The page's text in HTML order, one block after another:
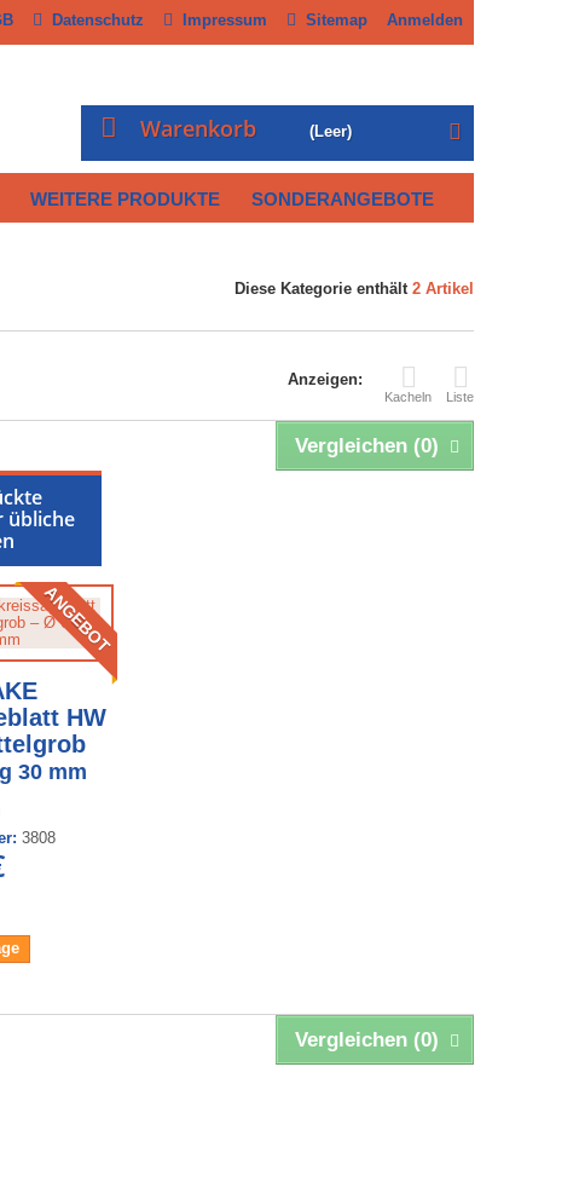
Anmelden
Sitemap
Impressum
Datenschutz
Warenkorb (Leer)
WEITERE PRODUKTE SONDERANGEBOTE
Diese Kategorie enthält 2 Artikel
Anzeigen:
Kacheln Liste
Vergleichen (0)
übliche
ANGEBOT
HW
30 mm
3808
Vergleichen (0)